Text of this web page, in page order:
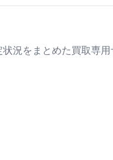
況をまとめた買取専用